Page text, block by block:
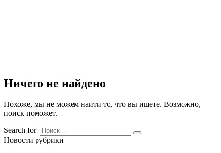
Ничего не найдено
Похоже, мы не можем найти то, что вы ищете. Возможно,
поиск поможет.
Search for:
Новости рубрики